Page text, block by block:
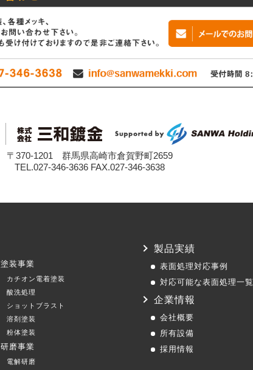
〒370-1201 群馬県高崎市倉賀野町2659
TEL.027-346-3636 FAX.027-346-3638
塗装事業
カチオン電着塗装
酸洗処理
ショットブラスト
溶剤塗装
粉体塗装
研磨事業
電解研磨
製品実績
表面処理対応事例
対応可能な表面処理一覧
企業情報
会社概要
所有設備
採用情報